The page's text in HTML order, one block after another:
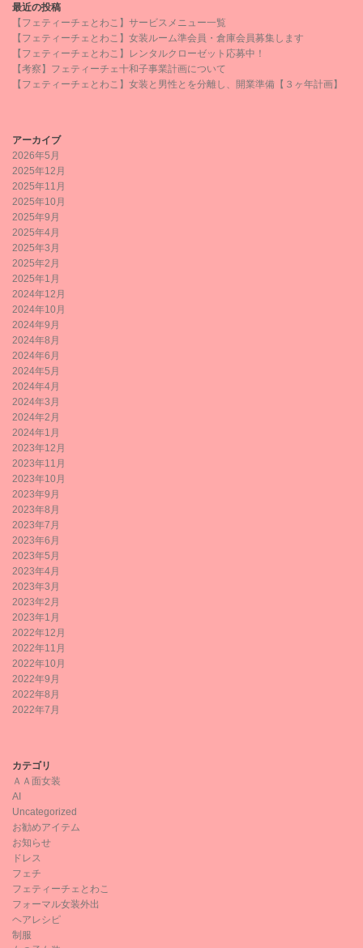
最近の投稿
【フェティーチェとわこ】サービスメニュー一覧
【フェティーチェとわこ】女装ルーム準会員・倉庫会員募集します
【フェティーチェとわこ】レンタルクローゼット応募中！
【考察】フェティーチェ十和子事業計画について
【フェティーチェとわこ】女装と男性とを分離し、開業準備【３ヶ年計画】
アーカイブ
2026年5月
2025年12月
2025年11月
2025年10月
2025年9月
2025年4月
2025年3月
2025年2月
2025年1月
2024年12月
2024年10月
2024年9月
2024年8月
2024年6月
2024年5月
2024年4月
2024年3月
2024年2月
2024年1月
2023年12月
2023年11月
2023年10月
2023年9月
2023年8月
2023年7月
2023年6月
2023年5月
2023年4月
2023年3月
2023年2月
2023年1月
2022年12月
2022年11月
2022年10月
2022年9月
2022年8月
2022年7月
カテゴリ
ＡＡ面女装
AI
Uncategorized
お勧めアイテム
お知らせ
ドレス
フェチ
フェティーチェとわこ
フォーマル女装外出
ヘアレシピ
制服